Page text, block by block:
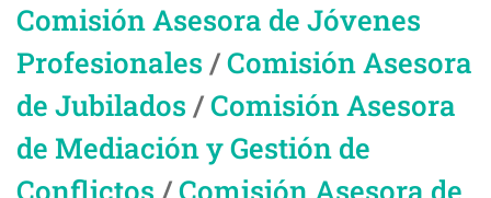
Comisión Asesora de Jóvenes
Profesionales /Comisión Asesora
de Jubilados /Comisión Asesora
de Mediación y Gestión de
Conflictos /Comisión Asesora de